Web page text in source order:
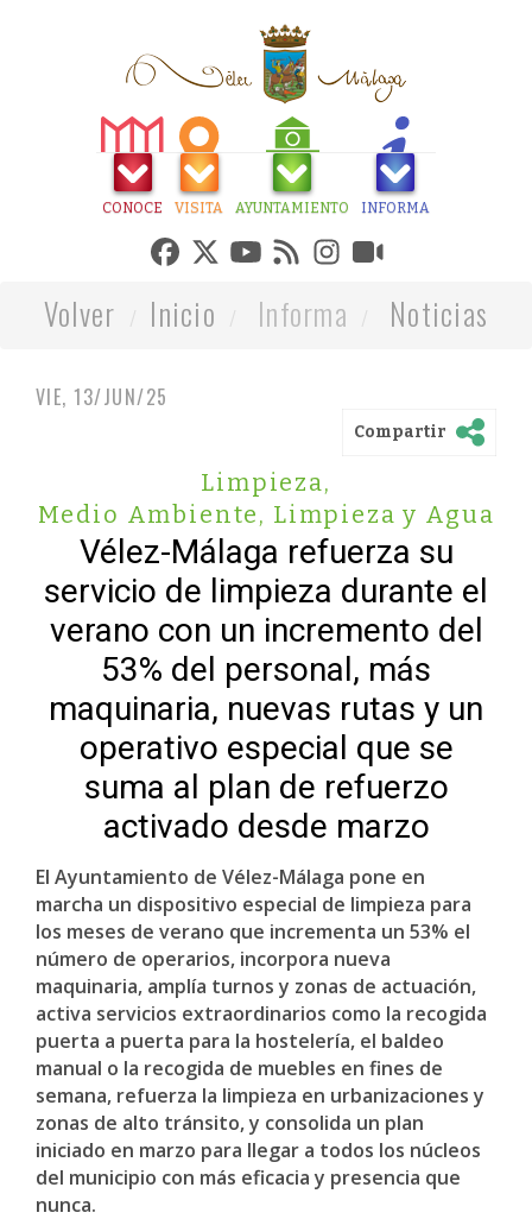
CONOCE VISITA AYUNTAMIENTO INFORMA
Volver Inicio Informa Noticias
VIE, 13/JUN/25
Compartir
Limpieza,
Medio Ambiente, Limpieza y Agua
Vélez-Málaga refuerza su
servicio de limpieza durante el
verano con un incremento del
53% del personal, más
maquinaria, nuevas rutas y un
operativo especial que se
suma al plan de refuerzo
activado desde marzo
El Ayuntamiento de Vélez-Málaga pone en
marcha un dispositivo especial de limpieza para
los meses de verano que incrementa un 53% el
número de operarios, incorpora nueva
maquinaria, amplía turnos y zonas de actuación,
activa servicios extraordinarios como la recogida
puerta a puerta para la hostelería, el baldeo
manual o la recogida de muebles en fines de
semana, refuerza la limpieza en urbanizaciones y
zonas de alto tránsito, y consolida un plan
iniciado en marzo para llegar a todos los núcleos
del municipio con más eficacia y presencia que
nunca.